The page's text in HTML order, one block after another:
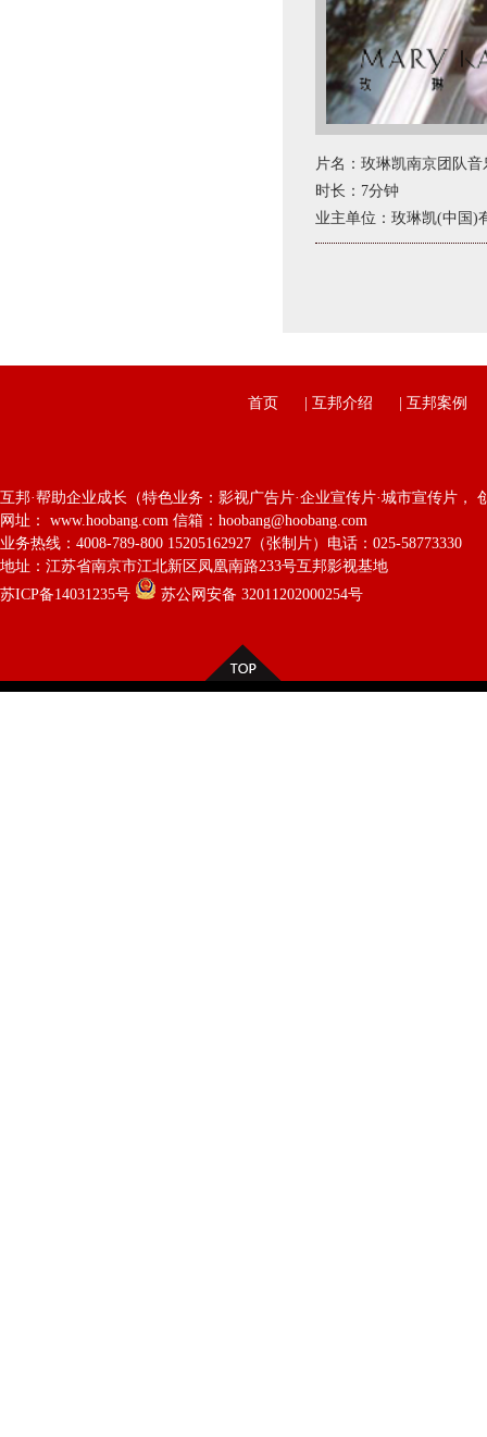
片名：玫琳凯南京团队
时长：7分钟
业主单位：玫琳凯(中国)
首页 互邦介绍 互邦案例
互邦·帮助企业成长（特色业务：影视广告片·企业宣传片·城市宣传片，
网址： www.hoobang.com 信箱：hoobang@hoobang.com
业务热线：4008-789-800 15205162927（张制片）电话：025-58773330
地址：江苏省南京市江北新区凤凰南路233号互邦影视基地
苏ICP备14031235号
苏公网安备 32011202000254号